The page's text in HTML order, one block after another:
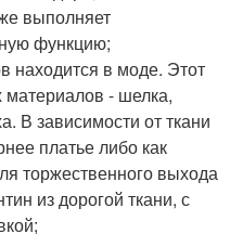
выполняет
функцию;
находится в моде. Этот
материалов - шелка,
В зависимости от ткани
платье либо как
торжественного выхода
из дорогой ткани, с